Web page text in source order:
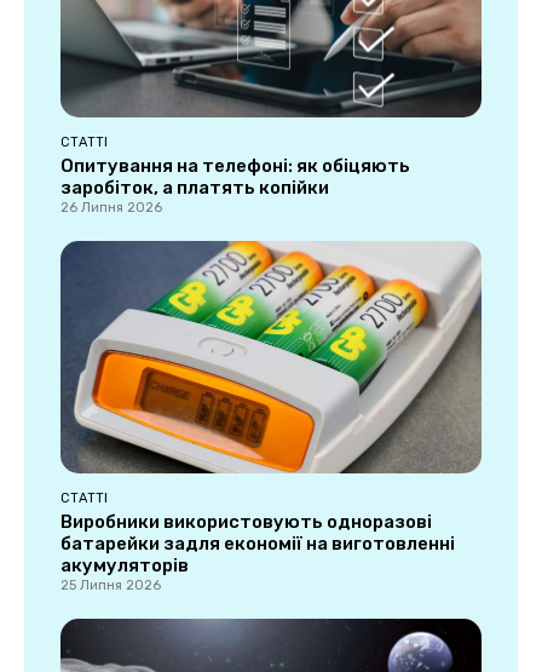
СТАТТІ
Опитування на телефоні: як обіцяють
заробіток, а платять копійки
26 Липня 2026
СТАТТІ
Виробники використовують одноразові
батарейки задля економії на виготовленні
акумуляторів
25 Липня 2026